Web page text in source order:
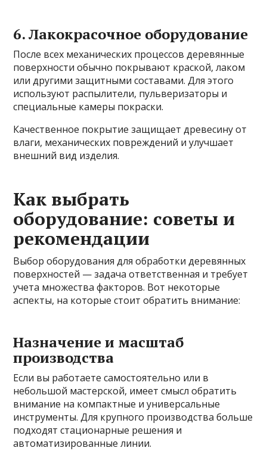
6. Лакокрасочное оборудование
После всех механических процессов деревянные
поверхности обычно покрывают краской, лаком
или другими защитными составами. Для этого
используют распылители, пульверизаторы и
специальные камеры покраски.
Качественное покрытие защищает древесину от
влаги, механических повреждений и улучшает
внешний вид изделия.
Как выбрать
оборудование: советы и
рекомендации
Выбор оборудования для обработки деревянных
поверхностей — задача ответственная и требует
учета множества факторов. Вот некоторые
аспекты, на которые стоит обратить внимание:
Назначение и масштаб
производства
Если вы работаете самостоятельно или в
небольшой мастерской, имеет смысл обратить
внимание на компактные и универсальные
инструменты. Для крупного производства больше
подходят стационарные решения и
автоматизированные линии.